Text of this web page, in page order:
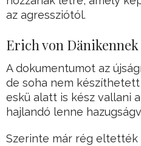
az agressziótól.
Erich von
A dokumentumot az
de soha nem
eskü alatt is kész vallani
hajlandó lenne
Szerinte már rég eltették